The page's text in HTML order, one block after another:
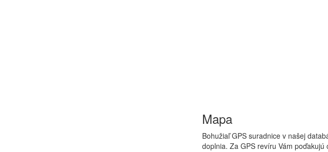
Mapa
Bohužiaľ GPS suradnice v našej
doplnia. Za GPS revíru Vám poďakujú